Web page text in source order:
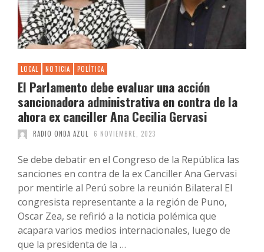
LOCAL NOTICIA POLÍTICA
El Parlamento debe evaluar una acción
sancionadora administrativa en contra de la
ahora ex canciller Ana Cecilia Gervasi
RADIO ONDA AZUL 6 NOVIEMBRE, 2023
Se debe debatir en el Congreso de la República las
sanciones en contra de la ex Canciller Ana Gervasi
por mentirle al Perú sobre la reunión Bilateral El
congresista representante a la región de Puno,
Oscar Zea, se refirió a la noticia polémica que
acapara varios medios internacionales, luego de
que la presidenta de la …